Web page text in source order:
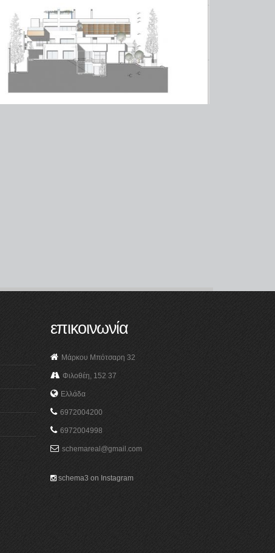
επικοινωνία
Μάρκου Μπότσαρη 32
Φιλοθέη, 152 37
Ελλάδα
6972004200
6972004998
schemareal@gmail.com
schema3 on Instagram